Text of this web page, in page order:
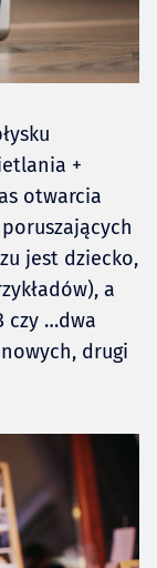
+
otwarcia
jest dziecko,
a
czy …dwa
drugi